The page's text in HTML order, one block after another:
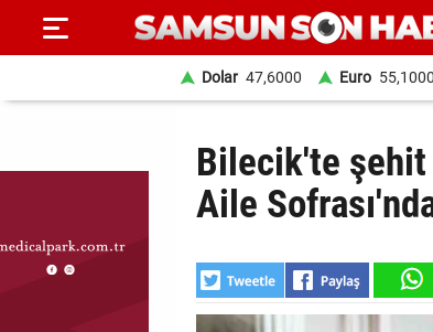
SAYFA
HABER
Dolar 47,6000 Euro 55,1000
Bilecik'te şehit
Aile